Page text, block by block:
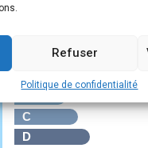
Refuser
Politique de confidentialité
* Dont émissions de
C
D